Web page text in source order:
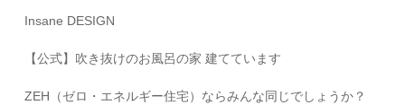
Insane DESIGN
【公式】吹き抜けのお風呂の家 建てています
ZEH（ゼロ・エネルギー住宅）ならみんな同じでしょうか？